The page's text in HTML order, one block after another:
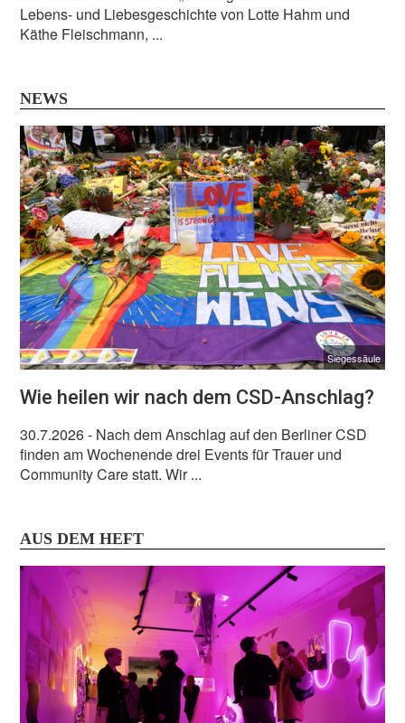
Lebens- und Liebesgeschichte von Lotte Hahm und
Käthe Fleischmann, ...
NEWS
Siegessäule
Wie heilen wir nach dem CSD-Anschlag?
30.7.2026- Nach dem Anschlag auf den Berliner CSD
finden am Wochenende drei Events für Trauer und
Community Care statt. Wir ...
AUS DEM HEFT